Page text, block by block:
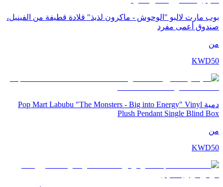
بوب مارت لالبو "الوحوش - ماكرون لذيذ" قلادة قطيفة من الفينيل،
صندوق أعمى مفرد
من
KWD50
دمية Pop Mart Labubu "The Monsters - Big into Energy" Vinyl
Plush Pendant Single Blind Box
من
KWD50